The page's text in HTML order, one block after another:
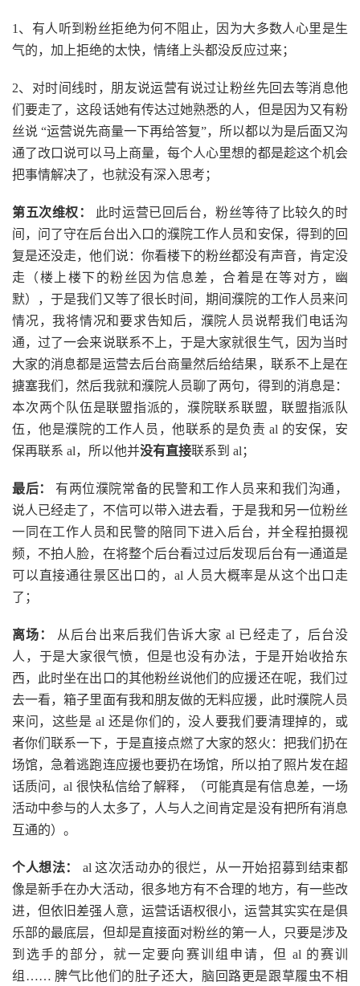
1、有人听到粉丝拒绝为何不阻止，因为大多数人心里是生
气的，加上拒绝的太快，情绪上头都没反应过来；
2、对时间线时，朋友说运营有说过让粉丝先回去等消息他
们要走了，这段话她有传达过她熟悉的人，但是因为又有粉
丝说 “运营说先商量一下再给答复”，所以都以为是后面又沟
通了改口说可以马上商量，每个人心里想的都是趁这个机会
把事情解决了，也就没有深入思考；
第五次维权：
此时运营已回后台，粉丝等待了比较久的时
间，问了守在后台出入口的濮院工作人员和安保，得到的回
复是还没走，他们说：你看楼下的粉丝都没有声音，肯定没
走（楼上楼下的粉丝因为信息差，合着是在等对方，幽
默），于是我们又等了很长时间，期间濮院的工作人员来问
情况，我将情况和要求告知后，濮院人员说帮我们电话沟
通，过了一会来说联系不上，于是大家就很生气，因为当时
大家的消息都是运营去后台商量然后给结果，联系不上是在
搪塞我们，然后我就和濮院人员聊了两句，得到的消息是：
本次两个队伍是联盟指派的，濮院联系联盟，联盟指派队
伍，他是濮院的工作人员，他联系的是负责 al 的安保，安
保再联系 al，所以他并没有直接联系到 al；
最后：
有两位濮院常备的民警和工作人员来和我们沟通，
说人已经走了，不信可以带入进去看，于是我和另一位粉丝
一同在工作人员和民警的陪同下进入后台，并全程拍摄视
频，不拍人脸，在将整个后台看过过后发现后台有一通道是
可以直接通往景区出口的，al 人员大概率是从这个出口走
了；
离场：
从后台出来后我们告诉大家 al 已经走了，后台没
人，于是大家很气愤，但是也没有办法，于是开始收拾东
西，此时坐在出口的其他粉丝说他们的应援还在呢，我们过
去一看，箱子里面有我和朋友做的无料应援，此时濮院人员
来问，这些是 al 还是你们的，没人要我们要清理掉的，或
者你们联系一下，于是直接点燃了大家的怒火：把我们扔在
场馆，急着逃跑连应援也要扔在场馆，所以拍了照片发在超
话质问，al 很快私信给了解释，（可能真是有信息差，一场
活动中参与的人太多了，人与人之间肯定是没有把所有消息
互通的）。
个人想法：
al 这次活动办的很烂，从一开始招募到结束都
像是新手在办大活动，很多地方有不合理的地方，有一些改
进，但依旧差强人意，运营话语权很小，运营其实实在是俱
乐部的最底层，但却是直接面对粉丝的第一人，只要是涉及
到选手的部分，就一定要向赛训组申请，但 al 的赛训
组…… 脾气比他们的肚子还大，脑回路更是跟草履虫不相